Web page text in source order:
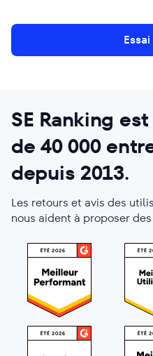
SE Ranking
de40 000
depuis 2013.
Les retours et avis des
nous aident à proposer